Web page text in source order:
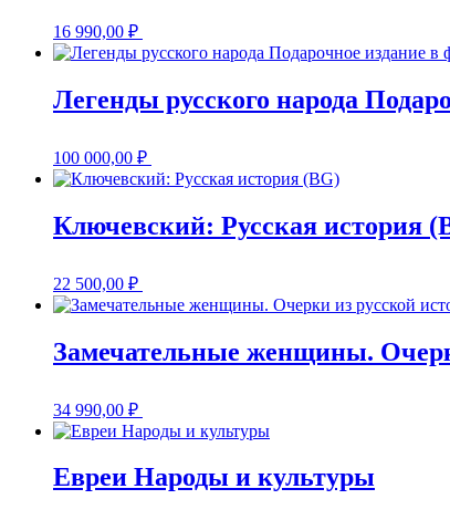
16 990,00 ₽
Легенды русского народа
100 000,00 ₽
Ключевский: Русская история
22 500,00 ₽
Замечательные женщины.
34 990,00 ₽
Евреи Народы и культуры